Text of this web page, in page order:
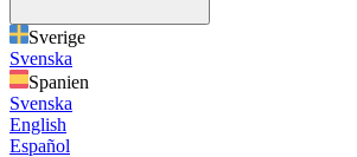
Sverige
Svenska
Spanien
Svenska
English
Español